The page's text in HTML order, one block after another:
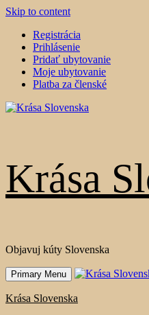
Skip to content
Registrácia
Prihlásenie
Pridať ubytovanie
Moje ubytovanie
Platba za členské
Krása
Objavuj kúty Slovenska
Primary Menu
Krása Slovenska